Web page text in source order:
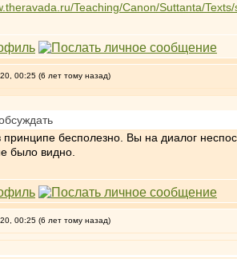
Teaching/Canon/Suttanta/
00:25 (6 лет тому назад)
принципе бесполезно. Вы на диалог
было видно.
00:25 (6 лет тому назад)